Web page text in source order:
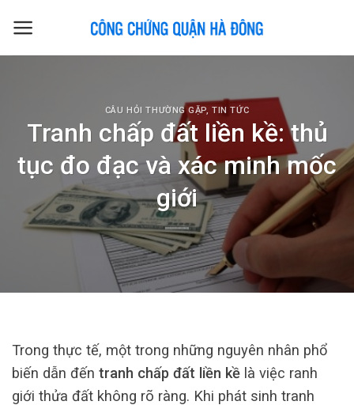
CÂU HỎI THƯỜNG GẶP,TIN TỨC
Tranh chấp đất liền kề: thủ
tục đo đạc và xác minh mốc
giới
Trong thực tế, một trong những nguyên nhân phổ
biến dẫn đến tranh chấp đất liền kề là việc ranh
giới thửa đất không rõ ràng. Khi phát sinh tranh